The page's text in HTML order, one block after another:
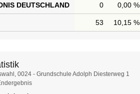
DEUTSCHLAND 0 0,00 %
53 10,15 %
0024 - Grundschule Adolph Diesterweg 1